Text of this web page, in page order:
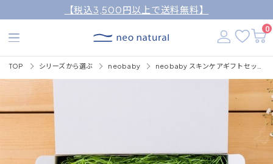
【税込3,500円以上で送料無料】
0
TOP シリーズから選ぶ neobaby